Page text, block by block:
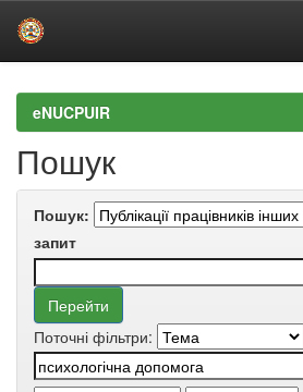
navigationeNUCPUIR
Пошук
Пошук:
запит
Поточні фільтри: